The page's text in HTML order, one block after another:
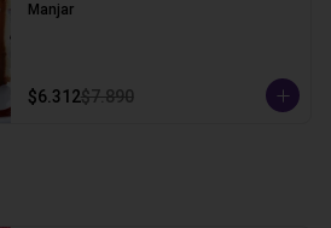
Manjar
$6.312$7.890